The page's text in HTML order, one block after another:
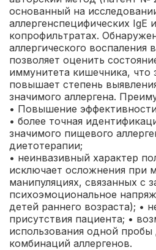
основанный на
аллергенспецифических IgE
копрофильтратах.
аллергического воспаления
позволяет оценить
иммунитета кишечника, что
повышает степень
значимого аллергена.
• Повышение
• более точная
значимого пищевого
диетотерапии;
• неинвазивный характер
исключает осложнения при
манипуляциях, связанных с
психоэмоциональное
детей раннего возраста); •
присутствия пациента; •
использования одной пробы
комбинаций аллергенов.